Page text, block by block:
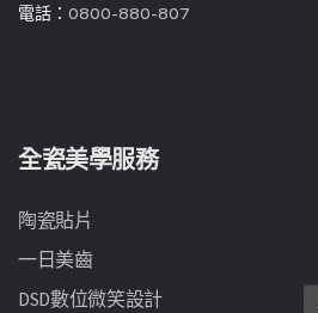
電話： 0800-880-807
全瓷美學服務
陶瓷貼片
一日美齒
DSD數位微笑設計